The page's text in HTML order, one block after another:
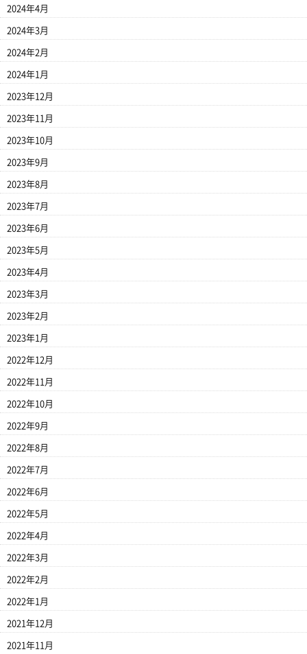
2024年4月
2024年3月
2024年2月
2024年1月
2023年12月
2023年11月
2023年10月
2023年9月
2023年8月
2023年7月
2023年6月
2023年5月
2023年4月
2023年3月
2023年2月
2023年1月
2022年12月
2022年11月
2022年10月
2022年9月
2022年8月
2022年7月
2022年6月
2022年5月
2022年4月
2022年3月
2022年2月
2022年1月
2021年12月
2021年11月